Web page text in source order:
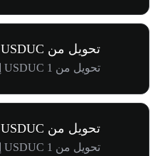
تحويل من USDUC إلى CAD
تحويل من 1 USDUC إلى C$0.004865
تحويل من USDUC إلى INR
تحويل من 1 USDUC إلى ₹0.3317